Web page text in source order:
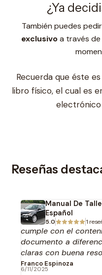
¿Ya
También puedes
exclusivoa través de
Recuerda que éste
libro físico, el cual es
electrónico
Reseñas
Manual De
Español
5.0 1
cumple con el
documento a
claras con buena
en español.
Franco Espinoza
6/11/2025